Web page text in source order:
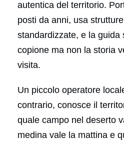
autentica del territorio.
posti da anni, usa
standardizzate, e la guida
copione ma non la storia
visita.
Un piccolo operatore
contrario, conosce il
quale campo nel deserto
medina vale la mattina e